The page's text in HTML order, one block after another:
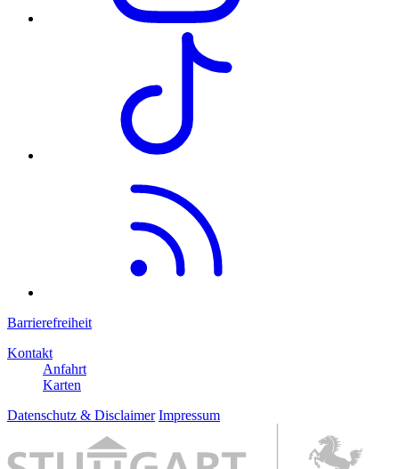
Barrierefreiheit
Kontakt
Anfahrt
Karten
Datenschutz & Disclaimer Impressum